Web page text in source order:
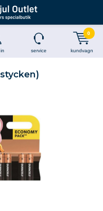
service kundvagn
0